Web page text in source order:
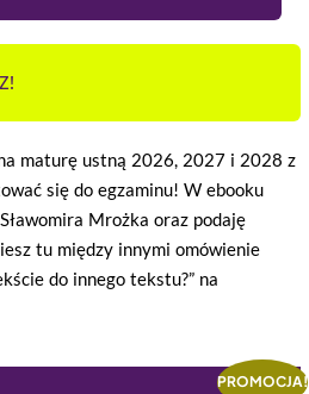
maturę ustną 2026, 2027 i 2028 z
się do egzaminu! W ebooku
Mrożka oraz podaję
tu między innymi omówienie
do innego tekstu?” na
PROMOCJA!